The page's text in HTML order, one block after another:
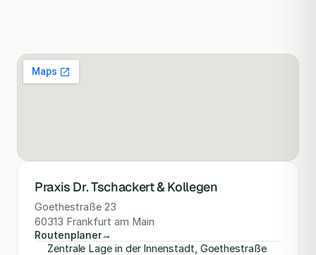
Praxis Dr. Tschackert & Kollegen
Goethestraße 23
60313 Frankfurt am Main
Routenplaner→
Zentrale Lage in der Innenstadt, Goethestraße